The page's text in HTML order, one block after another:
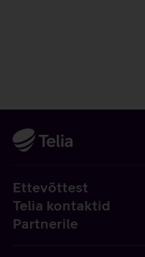
Ettevõttest
Telia kontaktid
Partnerile